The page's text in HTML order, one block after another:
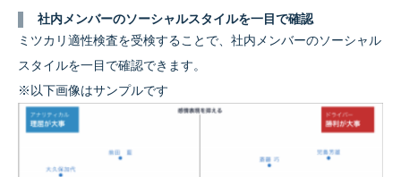
社内メンバーのソーシャルスタイルを一目で確認
ミツカリ適性検査を受検することで、社内メンバーのソーシャル
スタイルを一目で確認できます。
※以下画像はサンプルです